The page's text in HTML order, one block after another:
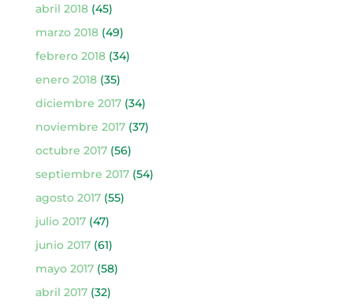
abril 2018(45)
marzo 2018(49)
febrero 2018(34)
enero 2018(35)
diciembre 2017(34)
noviembre 2017(37)
octubre 2017(56)
septiembre 2017(54)
agosto 2017(55)
julio 2017(47)
junio 2017(61)
mayo 2017(58)
abril 2017(32)